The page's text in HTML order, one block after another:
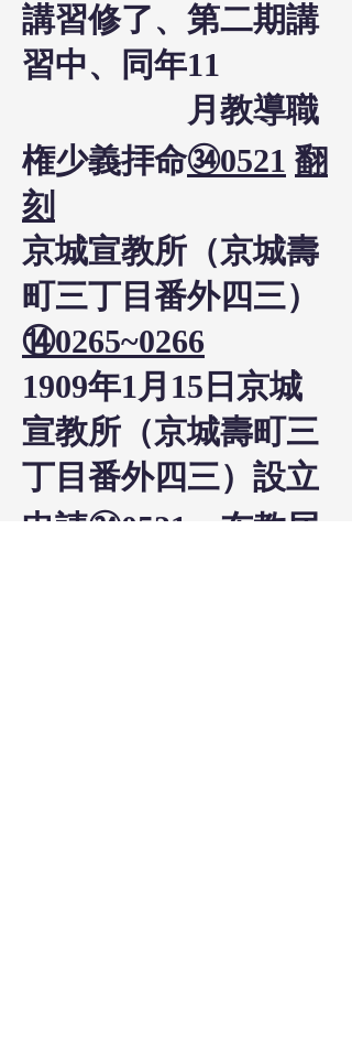
講習修了、第二期講
習中、同年11
月教導職
権少義拝命㉞0521 翻
刻
京城宣教所（京城壽
町三丁目番外四三）
⑭0265~0266
1909年1月15日京城
宣教所（京城壽町三
丁目番外四三）設立
申請㉞0521
、布教届